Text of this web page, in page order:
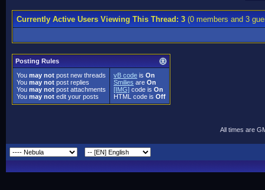
Currently Active Users Viewing This Thread: 3(0 members and 3
Posting Rules
You may not post new threads
You may not post replies
You may not post attachments
You may not edit your posts
vB code is On
Smilies are On
[IMG] code is On
HTML code is Off
All times are